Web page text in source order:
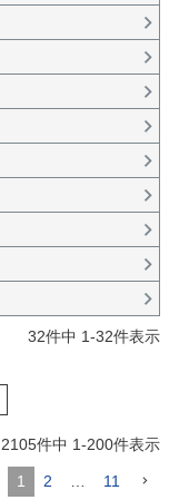
32件中 1-32件表示
2105件中 1-200件表示
1 2 … 11